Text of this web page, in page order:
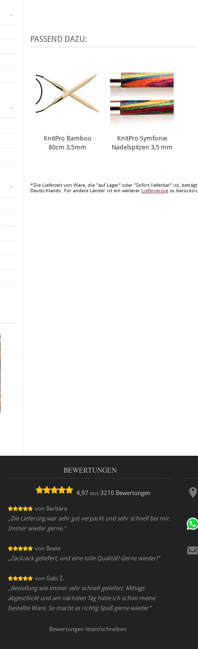
PASSEND DAZU:
KnitPro Bamboo
80cm 3,5mm
KnitPro Symfonie
Nadelspitzen 3,5 mm
*Die Lieferzeit von Ware, die "auf Lager" oder "Sofort lieferbar" ist,
Deutschlands. Für andere Länder ist ein weiterer Lieferverzug zu
BEWERTUNGEN
4,97 aus3210 Bewertungen
von Barbara
„Die Lieferung war sehr gut verpackt und sehr schnell bei mir.
Immer wieder gerne.”
von Beate
„Zackzack geliefert, und eine tolle Qualität! Gerne wieder!”
von Gabi Z.
„Bestellung wie immer sehr schnell geliefert. Mittags
abgeschickt und am nächsten Tag hatte ich schon meine
bestellte Ware. So macht es richtig Spaß gerne wieder”
Bewertungen lesen/schreiben